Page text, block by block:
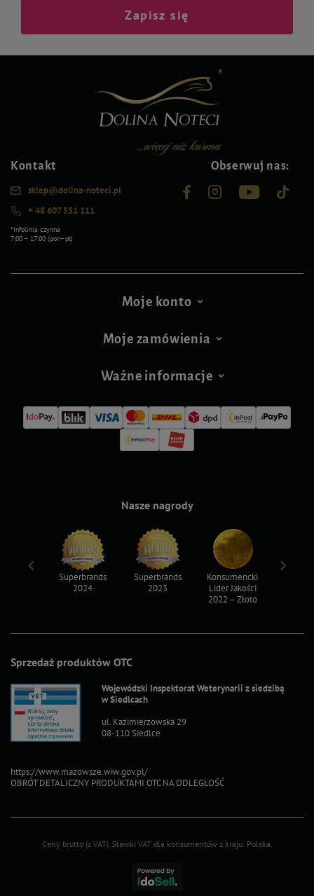
Zapisz się
Kontakt
sklep@dolina-noteci.pl
+ 48 607 551 111
*Infolinia czynna
7:00 – 17:00 (pon–pt)
Obserwuj nas:
Moje konto
Moje zamówienia
Ważne informacje
Sprzedaż produktów OTC
Wojewódzki Inspektorat Weterynarii z siedzibą
w Siedlcach
ul. Kazimierzowska 29
08-110 Siedlce
https://www.mazowsze.wiw.gov.pl/
OBRÓT DETALICZNY PRODUKTAMI OTC NA ODLEGŁOŚĆ
Nasze nagrody
Superbrands
2024
Superbrands
2023
Konsumencki
Lider Jakości
2022 – Złoto
Ceny brutto (z VAT). Stawki VAT dla konsumentów z kraju: Polska